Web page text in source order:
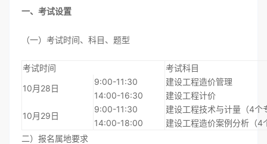
一、考试设置
（一）考试时间、科目、题型
考试时间
考试科目
10月28日
9:00-11:30
建设工程造价管理
14:00-16:30
建设工程计价
10月29日
9:00-11:30
建设工程技术与计量（4个
14:00-18:00
建设工程造价案例分析（4
二）报名属地要求